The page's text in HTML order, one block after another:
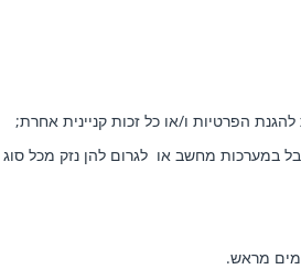
להגנת הפרטיות ו/או כל זכות קניינית אחרת;
במערכות מחשב או לגרום להן נזק מכל